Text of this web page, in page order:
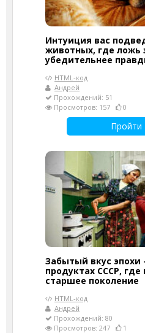
Интуиция вас
животных, где ложь
убедительнее
HTML-код
Андрей
Прохождений: 51
Просмотров: 157
0
Пройти
Забытый вкус эпохи
продуктах СССР,
старшее поколение
HTML-код
Андрей
Прохождений: 80
Просмотров: 247
1